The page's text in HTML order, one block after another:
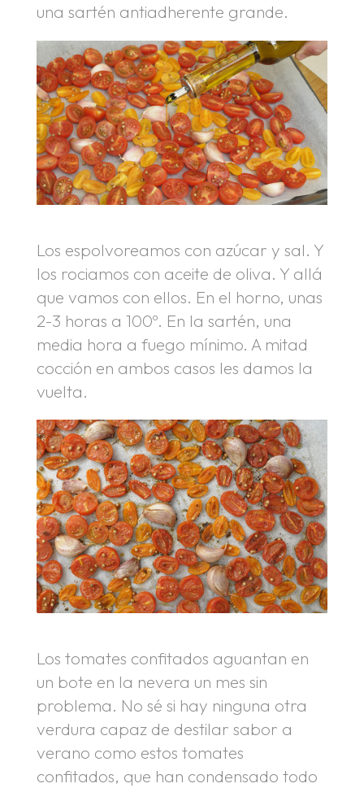
una sartén antiadherente grande.
Los espolvoreamos con azúcar y sal. Y
los rociamos con aceite de oliva. Y allá
que vamos con ellos. En el horno, unas
2-3 horas a 100º. En la sartén, una
media hora a fuego mínimo. A mitad
cocción en ambos casos les damos la
vuelta.
Los tomates confitados aguantan en
un bote en la nevera un mes sin
problema. No sé si hay ninguna otra
verdura capaz de destilar sabor a
verano como estos tomates
confitados, que han condensado todo